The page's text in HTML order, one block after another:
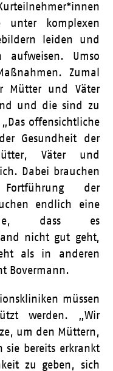
komplexen
leiden und
Umso
Zumal
Mütter und Väter
und die sind zu
offensichtliche
Gesundheit der
Väter und
Dabei brauchen
der
endlich eine
dass es
nicht gut geht,
als in anderen
Bovermann.
müssen
werden. „Wir
um den Müttern,
sie bereits erkrankt
zu geben, sich